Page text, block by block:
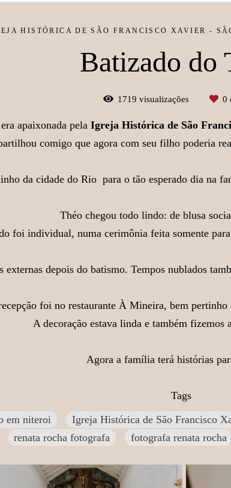
HISTÓRICA DE SÃO FRANCISCO XAVIER -
Batizado do
1719 visualizações 0
apaixonada pela Igreja Histórica de São
comigo que agora com seu filho poderia
da cidade do Rio para o tão esperado dia na
Théo chegou todo lindo: de blusa
foi individual, numa cerimônia feita somente
externas depois do batismo. Tempos nublados
foi no restaurante À Mineira, bem pertinho
A decoração estava linda e também fizemos
Agora a família terá histórias
Tags
em niteroi Igreja Histórica de São Francisco
renata rocha fotografa
fotografa renata rocha